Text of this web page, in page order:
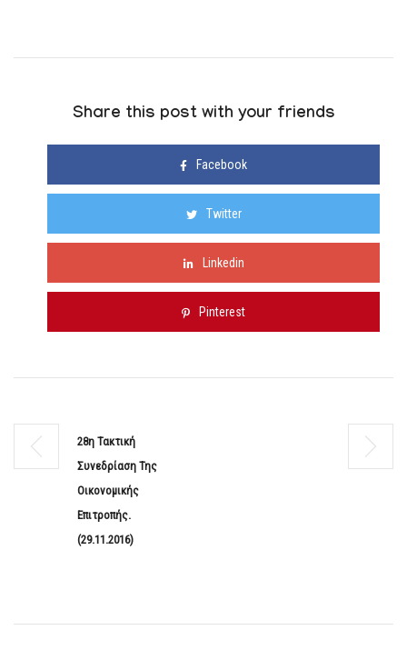
Share this post with your friends
Facebook
Twitter
Linkedin
Pinterest
28η Τακτική
Συνεδρίαση Της
Οικονομικής
Επιτροπής.
(29.11.2016)